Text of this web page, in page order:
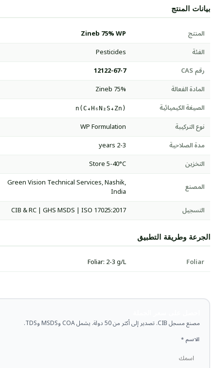
بيانات المنتج
المنتج
Zineb 75% WP
الفئة
Pesticides
رقم CAS
12122-67-7
المادة الفعالة
Zineb 75%
الصيغة الكيميائية
(C₄H₆N₂S₄Zn)n
نوع التركيبة
WP Formulation
مدة الصلاحية
2-3 years
التخزين
Store 5-40°C
المصنع
Green Vision Technical Services, Nashik,
India
التسجيل
CIB & RC | GHS MSDS | ISO 17025:2017
الجرعة وطريقة التطبيق
Foliar
Foliar: 2-3 g/L
مصنع مسجل CIB. تصدير إلى أكثر من 50 دولة. يشمل COA وMSDS وTDS.
الاسم *